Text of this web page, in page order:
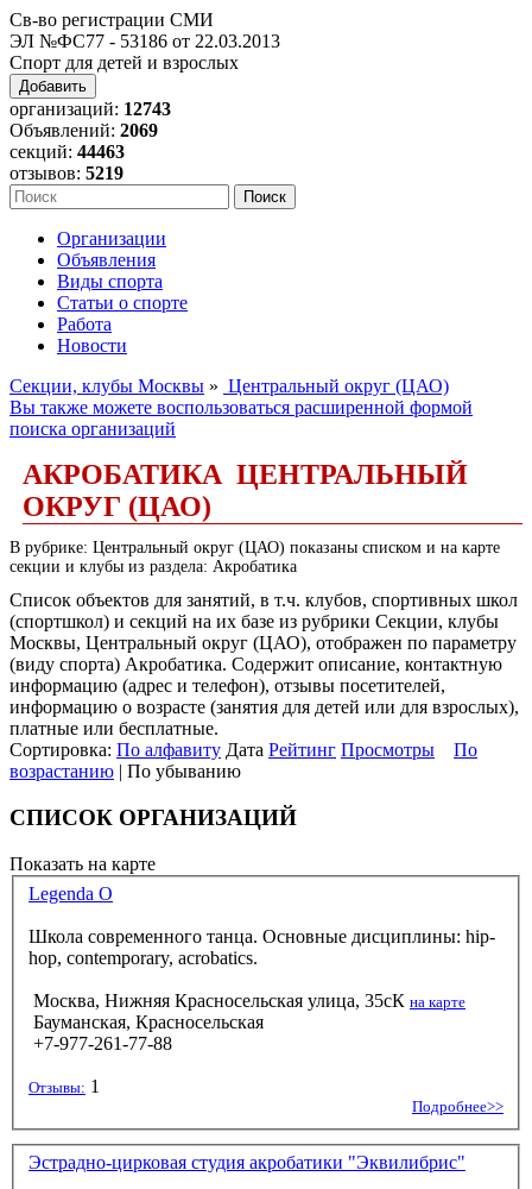
Св-во регистрации СМИ
ЭЛ №ФС77 - 53186 от 22.03.2013
Спорт для детей и взрослых
Добавить
организаций: 12743
Объявлений: 2069
секций: 44463
отзывов: 5219
Организации
Объявления
Виды спорта
Статьи о спорте
Работа
Новости
Секции, клубы Москвы » Центральный округ (ЦАО)
Вы также можете воспользоваться расширенной формой
поиска организаций
АКРОБАТИКА ЦЕНТРАЛЬНЫЙ
ОКРУГ (ЦАО)
В рубрике: Центральный округ (ЦАО) показаны списком и на карте
секции и клубы из раздела: Акробатика
Список объектов для занятий, в т.ч. клубов, спортивных школ
(спортшкол) и секций на их базе из рубрики Секции, клубы
Москвы, Центральный округ (ЦАО), отображен по параметру
(виду спорта) Акробатика. Содержит описание, контактную
информацию (адрес и телефон), отзывы посетителей,
информацию о возрасте (занятия для детей или для взрослых),
платные или бесплатные.
Сортировка: По алфавиту Дата Рейтинг Просмотры
По
возрастанию | По убыванию
СПИСОК ОРГАНИЗАЦИЙ
Показать на карте
Legenda O
Школа современного танца. Основные дисциплины: hip-
hop, contemporary, acrobatics.
Москва, Нижняя Красносельская улица, 35сК на карте
Бауманская, Красносельская
+7-977-261-77-88
Отзывы: 1
Подробнее>>
Эстрадно-цирковая студия акробатики "Эквилибрис"